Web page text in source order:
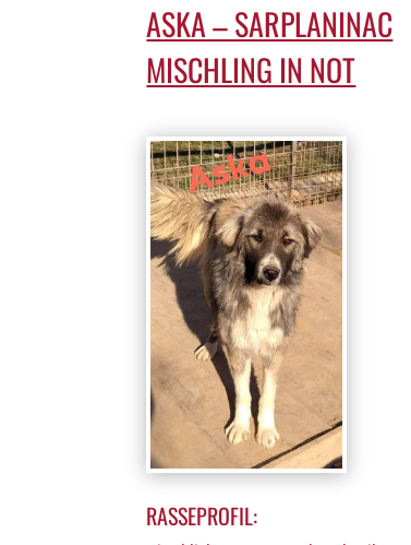
ASKA – SARPLANINAC
MISCHLING IN NOT
RASSEPROFIL: